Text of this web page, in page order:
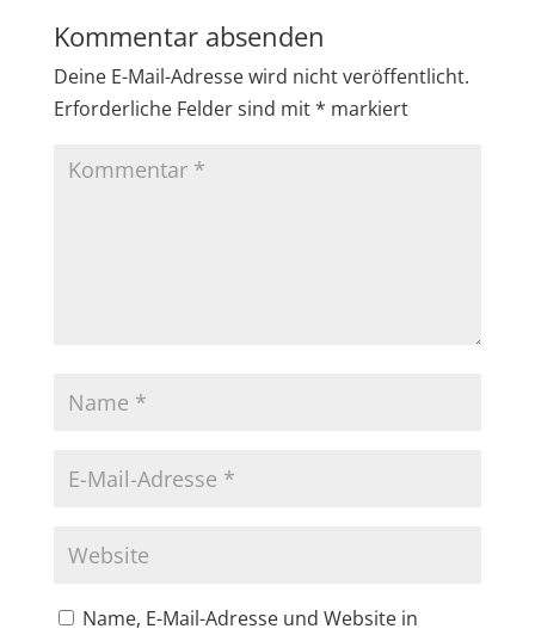
Kommentar absenden
Deine E-Mail-Adresse wird nicht veröffentlicht.
Erforderliche Felder sind mit* markiert
Name, E-Mail-Adresse und Website in